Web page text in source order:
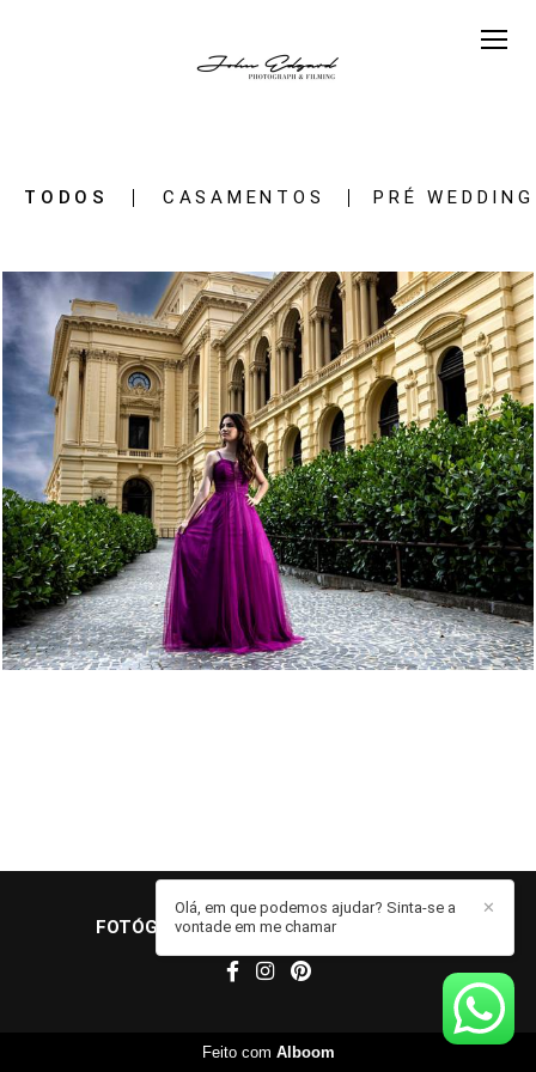
TODOS CASAMENTOS PRÉ WEDDING
1187 0
FOTÓGRAFO JOHN EDGARD/
✕
Olá, em que podemos ajudar? Sinta-se a
vontade em me chamar
Feito com Alboom